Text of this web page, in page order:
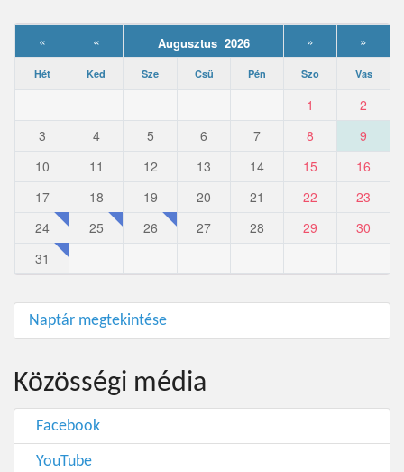
« « Augusztus 2026 » »
Hét Ked Sze Csü Pén Szo Vas
1
2
3
4 5 6 7 8
9
10
11 12 13 14 15
16
17
18 19 20 21 22
23
24
25 26 27 28 29
30
31
Naptár megtekintése
Közösségi média
Facebook
YouTube